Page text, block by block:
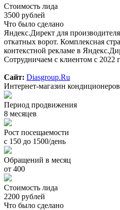
Стоимость лида
3500 рублей
Что было сделано
Яндекс.Директ для
откатных ворот. Комплексная
контекстной рекламе в
Сотрудничаем с клиентом с 2022
Сайт: Diasgroup.Ru
Интернет-магазин
Период продвижения
8 месяцев
Рост посещаемости
с 150 до 1500/день
Обращений в месяц
от 400
Стоимость лида
2200 рублей
Что было сделано